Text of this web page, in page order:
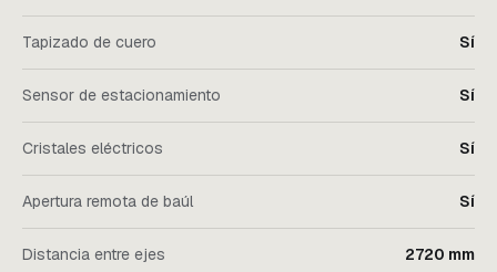
Tapizado de cuero Sí
Sensor de estacionamiento Sí
Cristales eléctricos Sí
Apertura remota de baúl Sí
Distancia entre ejes 2720 mm